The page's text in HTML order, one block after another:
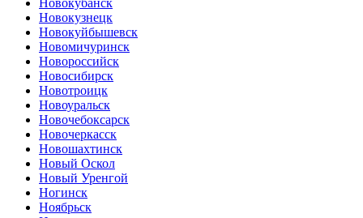
Новокузнецк
Новокуйбышевск
Новомичуринск
Новороссийск
Новосибирск
Новотроицк
Новоуральск
Новочебоксарск
Новочеркасск
Новошахтинск
Новый Оскол
Новый Уренгой
Ногинск
Ноябрьск